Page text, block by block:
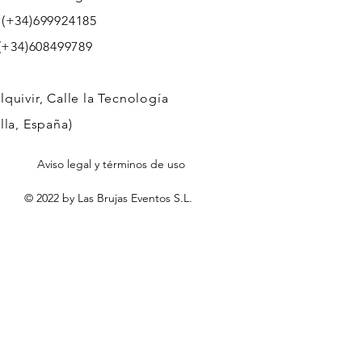
Calle la Tecnología
España)
Aviso legal y términos de uso
© 2022 by Las Brujas Eventos S.L.